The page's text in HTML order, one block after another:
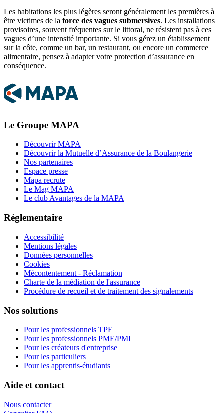
Les habitations les plus légères seront généralement les premières à
être victimes de la force des vagues submersives. Les installations
provisoires, souvent fréquentes sur le littoral, ne résistent pas à ces
vagues d’une intensité importante. Si vous gérez un établissement
sur la côte, comme un bar, un restaurant, ou encore un commerce
alimentaire, pensez à adapter votre protection d’assurance en
conséquence.
Le Groupe MAPA
Découvrir MAPA
Découvrir la Mutuelle d’Assurance de la Boulangerie
Nos partenaires
Espace presse
Mapa recrute
Le Mag MAPA
Le club Avantages de la MAPA
Réglementaire
Accessibilité
Mentions légales
Données personnelles
Cookies
Mécontentement - Réclamation
Charte de la médiation de l'assurance
Procédure de recueil et de traitement des signalements
Nos solutions
Pour les professionnels TPE
Pour les professionnels PME/PMI
Pour les créateurs d'entreprise
Pour les particuliers
Pour les apprentis-étudiants
Aide et contact
Nous contacter